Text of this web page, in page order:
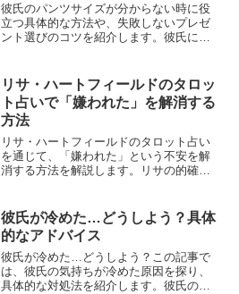
彼氏のパンツサイズが分からない時に役
立つ具体的な方法や、失敗しないプレゼ
ント選びのコツを紹介します。彼氏にぴ
す。
リサ・ハートフィールドのタロッ
ト占いで「嫌われた」を解消する
方法
リサ・ハートフィールドのタロット占い
を通じて、「嫌われた」という不安を解
消する方法を解説します。リサの的確な
ましょう。
彼氏が冷めた…どうしよう？具体
的なアドバイス
彼氏が冷めた…どうしよう？この記事で
は、彼氏の気持ちが冷めた原因を探り、
具体的な対処法を紹介します。彼氏の気